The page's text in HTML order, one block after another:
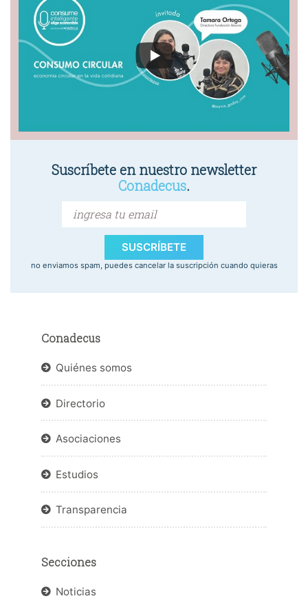
Suscríbete en nuestro newsletter
Conadecus.
SUSCRÍBETE
no enviamos spam, puedes cancelar la suscripción cuando quieras
Conadecus
Quiénes somos
Directorio
Asociaciones
Estudios
Transparencia
Secciones
Noticias